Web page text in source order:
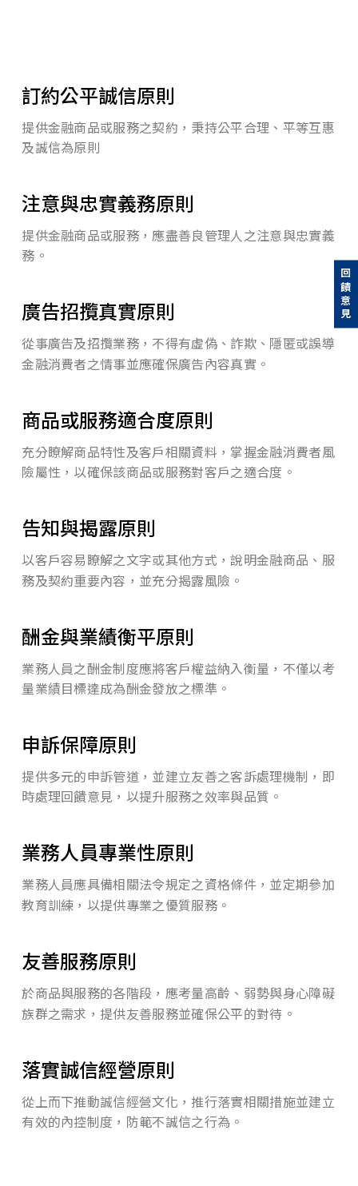
訂約公平誠信原則
提供金融商品或服務之契約，秉持公平合理、平等互惠
及誠信為原則
注意與忠實義務原則
提供金融商品或服務，應盡善良管理人之注意與忠實義
務。
廣告招攬真實原則
從事廣告及招攬業務，不得有虛偽、詐欺、隱匿或誤導
金融消費者之情事並應確保廣告內容真實。
商品或服務適合度原則
充分瞭解商品特性及客戶相關資料，掌握金融消費者風
險屬性，以確保該商品或服務對客戶之適合度。
告知與揭露原則
以客戶容易瞭解之文字或其他方式，說明金融商品、服
務及契約重要內容，並充分揭露風險。
酬金與業績衡平原則
業務人員之酬金制度應將客戶權益納入衡量，不僅以考
量業績目標達成為酬金發放之標準。
申訴保障原則
提供多元的申訴管道，並建立友善之客訴處理機制，即
時處理回饋意見，以提升服務之效率與品質。
業務人員專業性原則
業務人員應具備相關法令規定之資格條件，並定期參加
教育訓練，以提供專業之優質服務。
友善服務原則
於商品與服務的各階段，應考量高齡、弱勢與身心障礙
族群之需求，提供友善服務並確保公平的對待。
落實誠信經營原則
從上而下推動誠信經營文化，推行落實相關措施並建立
有效的內控制度，防範不誠信之行為。
回饋意見